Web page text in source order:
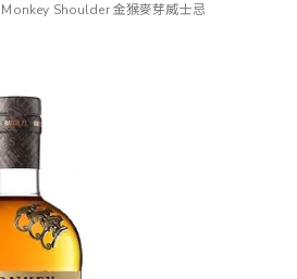
Monkey Shoulder 金猴麥芽威士忌